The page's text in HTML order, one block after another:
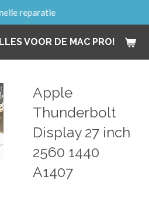
VOOR DE MAC PRO!
reparatie
Apple
Thunderbolt
Display 27 inch
2560 1440
A1407